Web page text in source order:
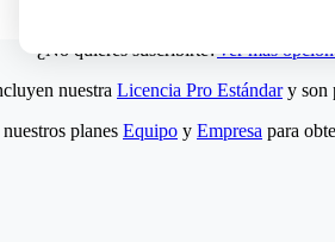
¿No quieres suscribirte?Ver más
nuestra Licencia Pro Estándary son
planes Equipo y Empresa para